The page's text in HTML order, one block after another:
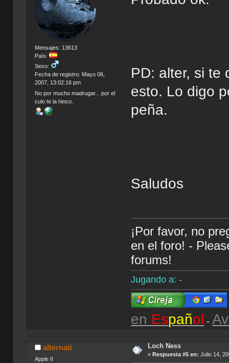
Mensajes: 13613
País:
Sexo:
Fecha de registro: Mayo 06,
2007, 13:02:16 pm
No por mucho madrugar... por el
culo te la hinco.
PD: alter, si te
esto. Lo digo
peña.
Saludos
¡Por favor, no
en el foro! -
forums!
Jugando a: -
en Español -
alternati
Apple II
Loch Ness
« Respuesta #5 en: Julio 14,